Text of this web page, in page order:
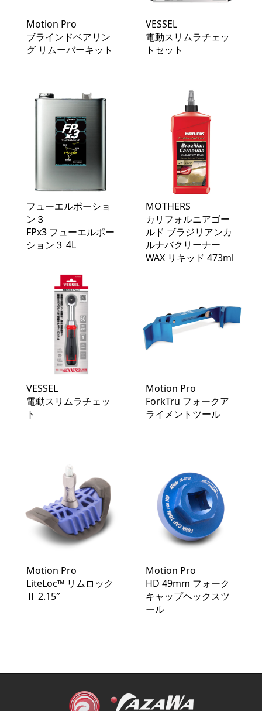
Motion Pro
ブラインドベアリン
グ リムーバーキット
VESSEL
電動スリムラチェッ
トセット
フューエルポーショ
ン３
FPx3 フューエルポー
ション３ 4L
MOTHERS
カリフォルニアゴー
ルド ブラジリアンカ
ルナバクリーナー
WAX リキッド 473ml
VESSEL
電動スリムラチェッ
ト
Motion Pro
ForkTru フォークア
ライメントツール
Motion Pro
LiteLoc™️ リムロック
Ⅱ 2.15″
Motion Pro
HD 49mm フォーク
キャップヘックスツ
ール